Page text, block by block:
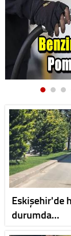
Eskişehir'de
durumda…